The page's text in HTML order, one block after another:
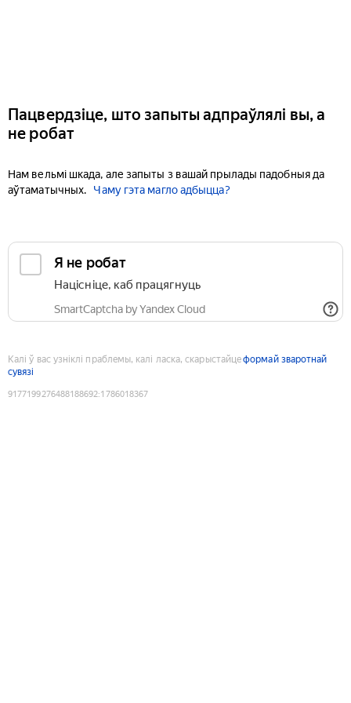
Пацвердзіце, што запыты адпраўлялі вы, а
не робат
Нам вельмі шкада, але запыты з вашай прылады падобныя да
аўтаматычных.
Чаму гэта магло адбыцца?
Я не робат
Націсніце, каб працягнуць
SmartCaptcha by Yandex Cloud
Калі ў вас узніклі праблемы, калі ласка, скарыстайцеформай зваротнай
сувязі
9177199276488188692:1786018367